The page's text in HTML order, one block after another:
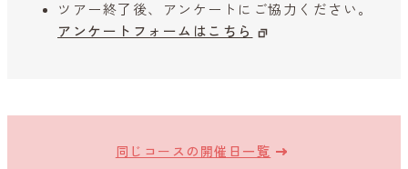
ツアー終了後、アンケートにご協力ください。
アンケートフォームはこちら
同じコースの開催日一覧